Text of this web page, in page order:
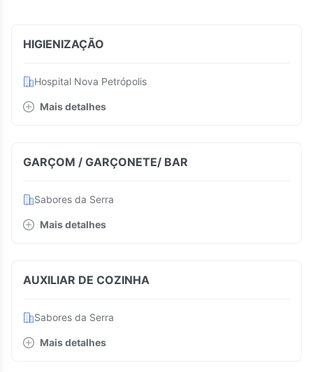
HIGIENIZAÇÃO
Hospital Nova Petrópolis
Mais detalhes
GARÇOM / GARÇONETE/ BAR
Sabores da Serra
Mais detalhes
AUXILIAR DE COZINHA
Sabores da Serra
Mais detalhes